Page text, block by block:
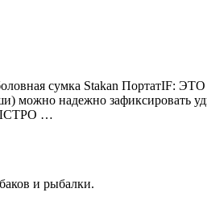
сумка Stakan
можно надежно зафиксировать
…
и рыбалки.